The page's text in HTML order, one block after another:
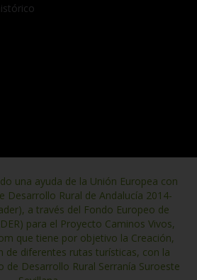
una ayuda de la Unión Europea con
Desarrollo Rural de Andalucía 2014-
a través del Fondo Europeo de
para el Proyecto Caminos Vivos,
que tiene por objetivo la Creación,
de diferentes rutas turísticas, con la
de Desarrollo Rural Serranía Suroeste